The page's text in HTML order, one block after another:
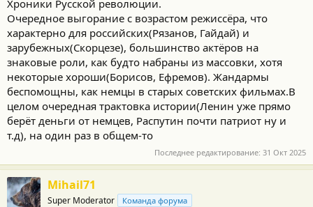
а
Хроники Русской революции.
Очередное выгорание с возрастом режиссёра, что
характерно для российских(Рязанов, Гайдай) и
зарубежных(Скорцезе), большинство актёров на
знаковые роли, как будто набраны из массовки, хотя
некоторые хороши(Борисов, Ефремов). Жандармы
беспомощны, как немцы в старых советских фильмах.В
целом очередная трактовка истории(Ленин уже прямо
берёт деньги от немцев, Распутин почти патриот ну и
т.д), на один раз в общем-то
Последнее редактирование: 31 Окт 2025
Mihail71
Super Moderator Команда форума